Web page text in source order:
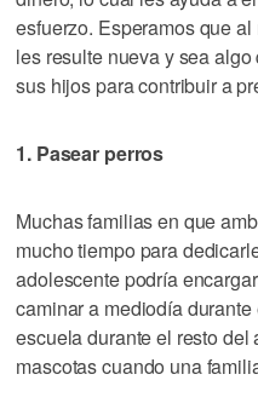
esfuerzo. Esperamos que
les resulte nueva y sea
sus hijos para contribuir a
1. Pasear perros
Muchas familias en que
mucho tiempo para
adolescente podría
caminar a mediodía
escuela durante el resto
mascotas cuando una